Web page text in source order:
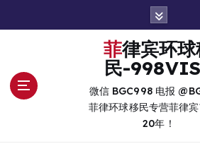
菲律宾环球移
民-
微信 BGC998 电报
菲律环球移民专营菲律
20年！